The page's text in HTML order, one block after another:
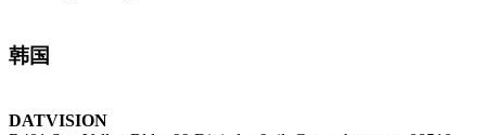
韩国
DATVISION